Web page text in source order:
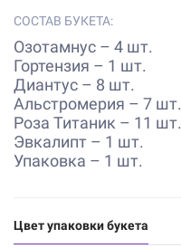
СОСТАВ БУКЕТА:
Озотамнус – 4 шт.
Гортензия – 1 шт.
Диантус – 8 шт.
Альстромерия – 7 шт.
Роза Титаник – 11 шт.
Эвкалипт – 1 шт.
Упаковка – 1 шт.
Цвет упаковки букета